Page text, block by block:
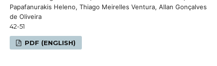
Papafanurakis Heleno, Thiago Meirelles Ventura, Allan Gonçalves
de Oliveira
42-51
PDF (ENGLISH)